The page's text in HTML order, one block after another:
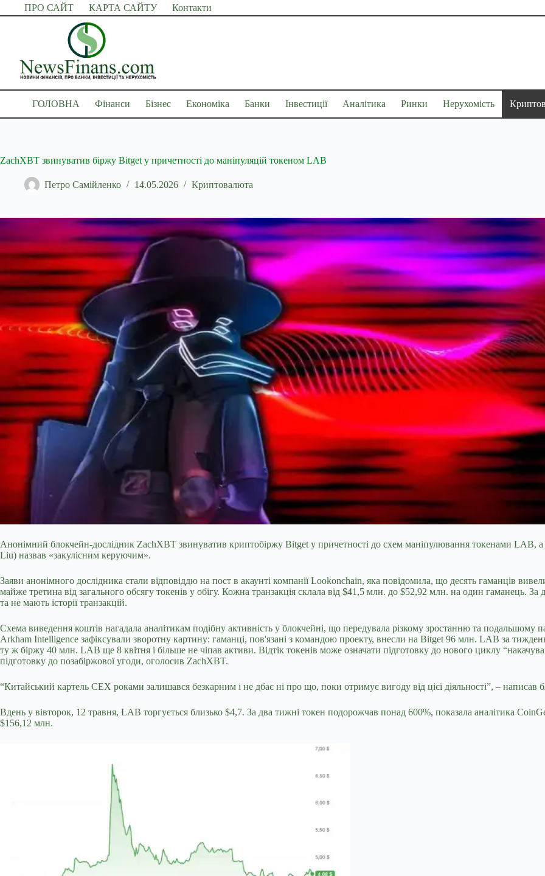
Перейти
до
ПРО САЙТ КАРТА САЙТУ Контакти
ГОЛОВНА Фінанси Бізнес Економіка Банки Інвестиції Аналітика Ринки Нерухомість
ZachXBT звинуватив біржу Bitget у причетності до маніпуляцій токеном LAB
Петро Самійленко 14.05.2026 Криптовалюта
Анонімний блокчейн-дослідник ZachXBT звинуватив криптобіржу Bitget у причетності до схем маніпулювання токенами LAB,
Liu) назвав «закулісним керуючим».
Заяви анонімного дослідника стали відповіддю на пост в акаунті компанії Lookonchain, яка повідомила, що десять гаманців
майже третина від загального обсягу токенів у обігу. Кожна транзакція склала від $41,5 млн. до $52,92 млн. на один гаманець.
та не мають історії транзакцій.
Схема виведення коштів нагадала аналітикам подібну активність у блокчейні, що передувала різкому зростанню та
Arkham Intelligence зафіксували зворотну картину: гаманці, пов'язані з командою проекту, внесли на Bitget 96 млн. LAB за
ту ж біржу 40 млн. LAB ще 8 квітня і більше не чіпав активи. Відтік токенів може означати підготовку до нового циклу
підготовку до позабіржової угоди, оголосив ZachXBT.
“Китайський картель CEX роками залишався безкарним і не дбає ні про що, поки отримує вигоду від цієї діяльності”, – написав
Вдень у вівторок, 12 травня, LAB торгується близько $4,7. За два тижні токен подорожчав понад 600%, показала аналітика
$156,12 млн.